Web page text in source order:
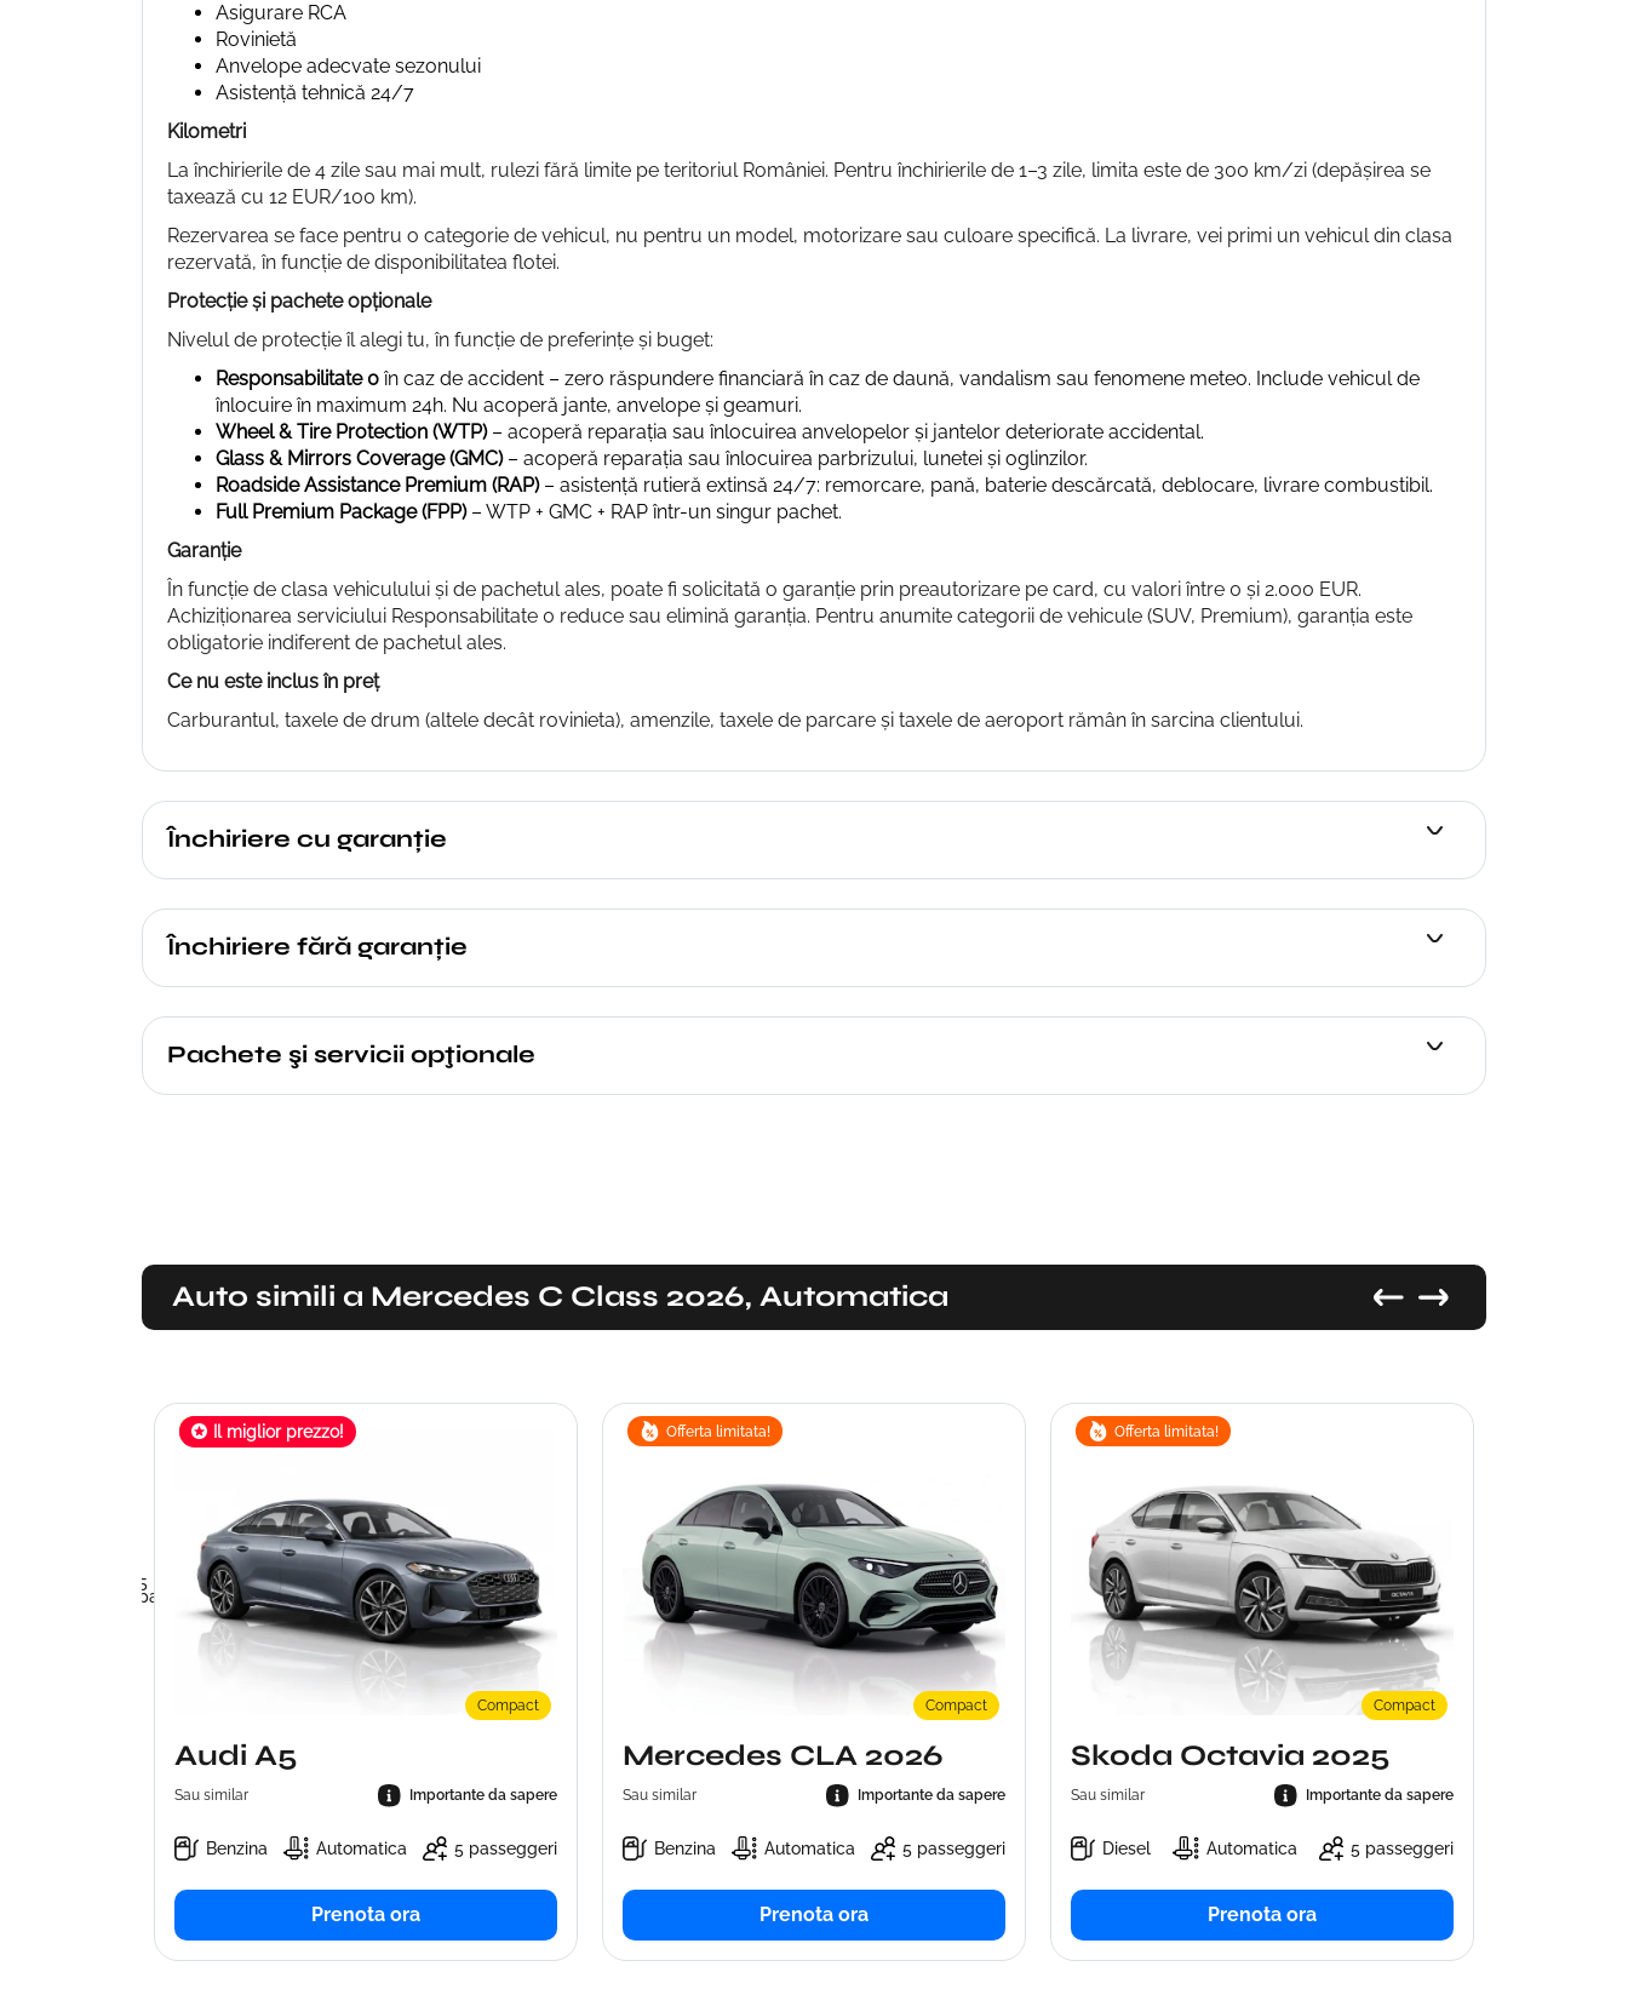
Asigurare RCA
Rovinietă
Anvelope adecvate sezonului
Asistență tehnică 24/7
Kilometri
La închirierile de 4 zile sau mai mult, rulezi fără limite pe teritoriul României. Pentru închirierile de 1–3 zile, limita este de 300 km/zi (depășirea se
taxează cu 12 EUR/100 km).
Rezervarea se face pentru o categorie de vehicul, nu pentru un model, motorizare sau culoare specifică. La livrare, vei primi un vehicul din clasa
rezervată, în funcție de disponibilitatea flotei.
Protecție și pachete opționale
Nivelul de protecție îl alegi tu, în funcție de preferințe și buget:
Responsabilitate 0 în caz de accident – zero răspundere financiară în caz de daună, vandalism sau fenomene meteo. Include vehicul de
înlocuire în maximum 24h. Nu acoperă jante, anvelope și geamuri.
Wheel & Tire Protection (WTP)– acoperă reparația sau înlocuirea anvelopelor și jantelor deteriorate accidental.
Glass & Mirrors Coverage (GMC)– acoperă reparația sau înlocuirea parbrizului, lunetei și oglinzilor.
Roadside Assistance Premium (RAP)– asistență rutieră extinsă 24/7: remorcare, pană, baterie descărcată, deblocare, livrare combustibil.
Full Premium Package (FPP)– WTP + GMC + RAP într-un singur pachet.
Garanție
În funcție de clasa vehiculului și de pachetul ales, poate fi solicitată o garanție prin preautorizare pe card, cu valori între 0 și 2.000 EUR.
Achiziționarea serviciului Responsabilitate 0 reduce sau elimină garanția. Pentru anumite categorii de vehicule (SUV, Premium), garanția este
obligatorie indiferent de pachetul ales.
Ce nu este inclus în preț
Carburantul, taxele de drum (altele decât rovinieta), amenzile, taxele de parcare și taxele de aeroport rămân în sarcina clientului.
Închiriere cu garanție
Închiriere fără garanție
Pachete şi servicii opţionale
Auto simili a Mercedes C Class 2026, Automatica
5
passeggeri
Il miglior prezzo!
Offerta limitata!
Compact
Audi A5
Sau similar Importante da sapere
Benzina Automatica 5 passeggeri
Prenota ora
Offerta limitata!
Compact
Mercedes CLA 2026
Sau similar Importante da sapere
Benzina Automatica 5 passeggeri
Prenota ora
Offerta limitata!
Compact
Skoda Octavia 2025
Sau similar Importante da sapere
Diesel Automatica 5 passeggeri
Prenota ora